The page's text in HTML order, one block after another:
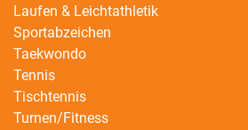
Laufen & Leichtathletik
Sportabzeichen
Taekwondo
Tennis
Tischtennis
Turnen/Fitness